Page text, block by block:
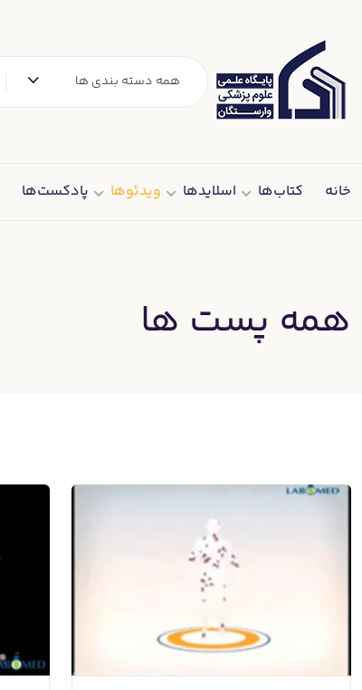
همه دسته بندی ها
خانه کتاب‌ها اسلایدها ویدئوها پادکست‌ها
همه پست ها